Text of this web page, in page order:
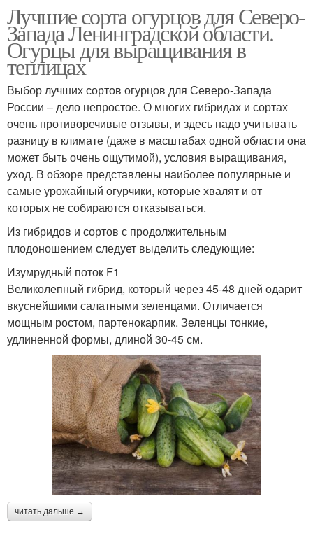
Лучшие сорта огурцов для Северо-
Запада Ленинградской области.
Огурцы для выращивания в
теплицах
Выбор лучших сортов огурцов для Северо-Запада
России – дело непростое. О многих гибридах и сортах
очень противоречивые отзывы, и здесь надо учитывать
разницу в климате (даже в масштабах одной области она
может быть очень ощутимой), условия выращивания,
уход. В обзоре представлены наиболее популярные и
самые урожайный огурчики, которые хвалят и от
которых не собираются отказываться.
Из гибридов и сортов с продолжительным
плодоношением следует выделить следующие:
Изумрудный поток F1
Великолепный гибрид, который через 45-48 дней одарит
вкуснейшими салатными зеленцами. Отличается
мощным ростом, партенокарпик. Зеленцы тонкие,
удлиненной формы, длиной 30-45 см.
читать дальше →